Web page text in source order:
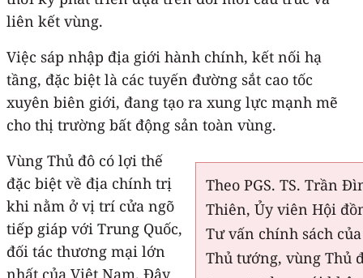
liên kết vùng.
Việc sáp nhập địa giới hành chính, kết nối hạ
tầng, đặc biệt là các tuyến đường sắt cao tốc
xuyên biên giới, đang tạo ra xung lực mạnh mẽ
cho thị trường bất động sản toàn vùng.
Theo PGS. TS. Trần
Thiên, Ủy viên Hội
Tư vấn chính sách của
Thủ tướng, vùng Thủ
Vùng Thủ đô có lợi thế
đặc biệt về địa chính trị
khi nằm ở vị trí cửa ngõ
tiếp giáp với Trung Quốc,
đối tác thương mại lớn
nhất của Việt Nam. Đây